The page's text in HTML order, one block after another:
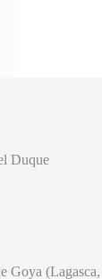
Duque
Goya